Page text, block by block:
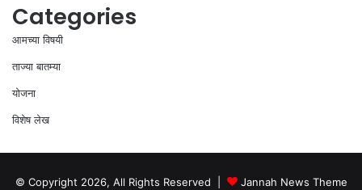
Categories
आमच्या विषयी
ताज्या बातम्या
योजना
विशेष लेख
© Copyright 2026, All Rights Reserved | Jannah News Theme